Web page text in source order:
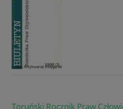
Toruński Rocznik Praw